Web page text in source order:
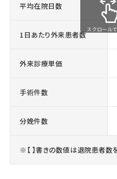
平均在院日数
1日あたり外来患者数
外来診療単価
手術件数
分娩件数
※【 】書きの数値は退院患者
スクロール